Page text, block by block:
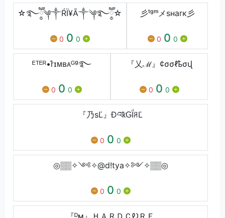
☆࿐ཽ༵༆༒ŔÏ¥Ā༒༆࿐ཽ༵☆
0 0 0
彡ᵗᵍᵐメsнarк彡
0 0 0
ᴱᵀᴱᴿ•r̐ɪᴍʙᴀᴳᵍ࿐
0 0 0
『乂ℳ』¢σσℓҍσվ
0 0 0
『乃ѕĽ』ÐའҟԌḮꋪĽ
0 0 0
◎▒▒✧༺✧@d!tya✧༻✧▒▒◎
0 0 0
『ᴰϻ』ＨＡＲＤＣᎧＲＥ